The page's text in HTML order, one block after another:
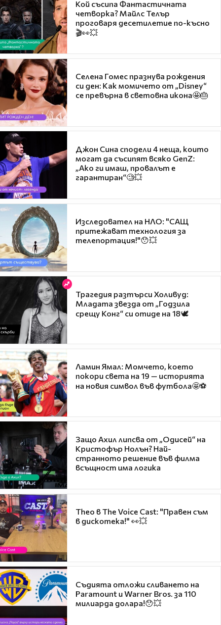
Кой съсипа Фантастичната
четворка? Майлс Телър
проговаря десетилетие по-късно
🎬👀💥
Селена Гомес празнува рождения
си ден: Как момичето от „Disney“
се превърна в световна икона🤩🎂
Джон Сина сподели 4 неща, които
могат да съсипят всяко GenZ:
„Ако ги имаш, провалът е
гарантиран“🧐💥
Изследовател на НЛО: "САЩ
притежават технология за
телепортация!"😯💥
Трагедия разтърси Холивуд:
Младата звезда от „Годзила
срещу Конг“ си отиде на 18🕊️
Ламин Ямал: Момчето, което
покори света на 19 — историята
на новия символ във футбола🤩⚽
Защо Ахил липсва от „Одисей“ на
Кристофър Нолън? Най-
странното решение във филма
всъщност има логика
Theo в The Voice Cast: "Правен съм
в дискотека!" 👀💥
Съдията отложи сливането на
Paramount и Warner Bros. за 110
милиарда долара!😯💥